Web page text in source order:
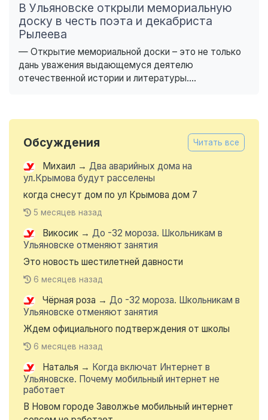
В Ульяновске открыли мемориальную
доску в честь поэта и декабриста
Рылеева
— Открытие мемориальной доски – это не только
дань уважения выдающемуся деятелю
отечественной истории и литературы....
Обсуждения Читать все
Михаил → Два аварийных дома на
ул.Крымова будут расселены
когда снесут дом по ул Крымова дом 7
5 месяцев назад
Викосик → До -32 мороза. Школьникам в
Ульяновске отменяют занятия
Это новость шестилетней давности
6 месяцев назад
Чёрная роза → До -32 мороза. Школьникам в
Ульяновске отменяют занятия
Ждем официального подтверждения от школы
6 месяцев назад
Наталья → Когда включат Интернет в
Ульяновске. Почему мобильный интернет не
работает
В Новом городе Заволжье мобильный интернет